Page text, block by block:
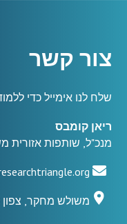
צור קשר
שלח לנו אימייל כדי
ריאן קומבס
מנכ"ל, שותפות אזורית
משולש מחקר, צפון